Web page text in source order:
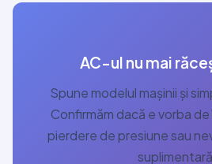
AC-ul nu mai
Spune modelul mașinii și
Confirmăm dacă e vorba
pierdere de presiune sau
suplimentară.